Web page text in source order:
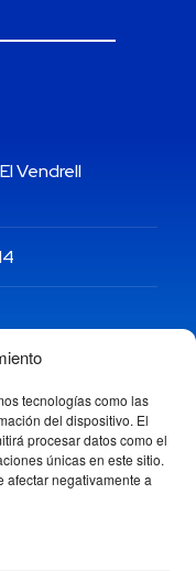
tecnologías como las
del dispositivo. El
procesar datos como el
únicas en este sitio.
afectar negativamente a
Vendrell